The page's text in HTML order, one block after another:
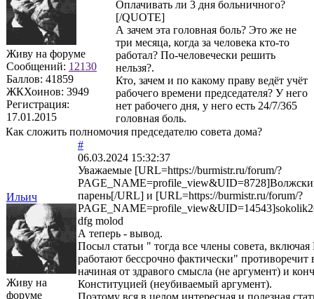
Живу на форуме
Сообщений: 12130
Баллов: 41859
ЖКХоинов: 3949
Регистрация:
17.01.2015
Оплачивать ли 3 дня больничного?
[/QUOTE]
А зачем эта головная боль? Это же не
три месяца, когда за человека кто-то
работал? По-человечески решить
нельзя?.
Кто, зачем и по какому праву ведёт учёт
рабочего времени председателя? У него
нет рабочего дня, у него есть 24/7/365
головная боль.
Как сложить полномочия председателю совета дома?
Ильич
Живу на
форуме
#
06.03.2024 15:32:37
Уважаемые [URL=https://burmistr.ru/forum/?
парень[/URL] и [URL=https://burmistr.ru/forum/?
dfg molod
А теперь - вывод.
Посыл статьи " тогда все члены совета,
работают бессрочно фактически" противоречит
начиная от здравого смысла (не аргумент) и
Конституцией (неубиваемый аргумент).
Поэтому вся в целом интересная и полезная